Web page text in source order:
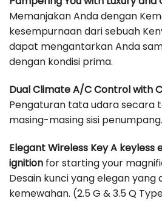
Memanjakan Anda dengan
kesempurnaan dari sebuah
dapat mengantarkan Anda
dengan kondisi prima.
Dual Climate A/C Control with
Pengaturan tata udara secara
masing-masing sisi
Elegant Wireless Key A
ignition for starting your
Desain kunci yang elegan
kemewahan. (2.5 G & 3.5 Q